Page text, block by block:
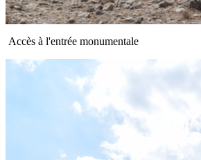
Accès à l'entrée monumentale